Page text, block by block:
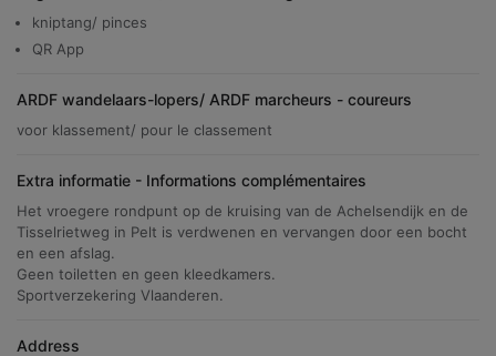
kniptang/ pinces
QR App
ARDF wandelaars-lopers/ ARDF marcheurs - coureurs
voor klassement/ pour le classement
Extra informatie - Informations complémentaires
Het vroegere rondpunt op de kruising van de Achelsendijk en de
Tisselrietweg in Pelt is verdwenen en vervangen door een bocht
en een afslag.
Geen toiletten en geen kleedkamers.
Sportverzekering Vlaanderen.
Address